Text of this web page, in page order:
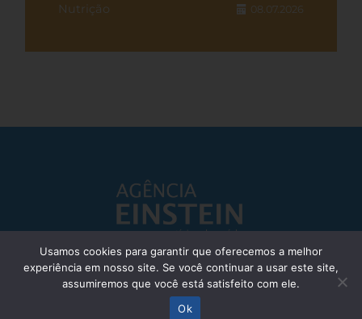
Nutrição 08.07.2026
Responsável Técnico: Dr. Eliezer Silva - CRM: 85148-SP
© Einstein Hospital Israelita 2025 - Todos os direitos reservados
Usamos cookies para garantir que oferecemos a melhor
experiência em nosso site. Se você continuar a usar este site,
assumiremos que você está satisfeito com ele.
Ok